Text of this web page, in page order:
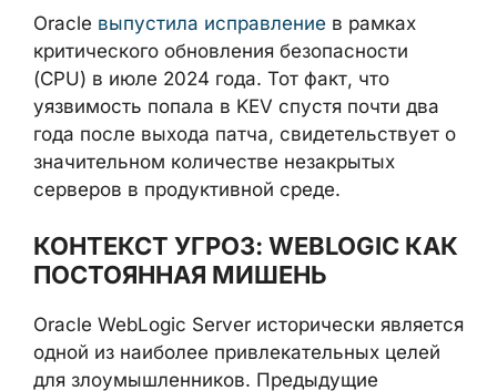
критического обновления безопасности
(CPU) в июле 2024 года. Тот факт, что
уязвимость попала в KEV спустя почти два
года после выхода патча, свидетельствует
о значительном количестве незакрытых
серверов в продуктивной среде.
КАК ПОСТОЯННАЯ МИШЕНЬ
является одной из наиболее
привлекательных целей для